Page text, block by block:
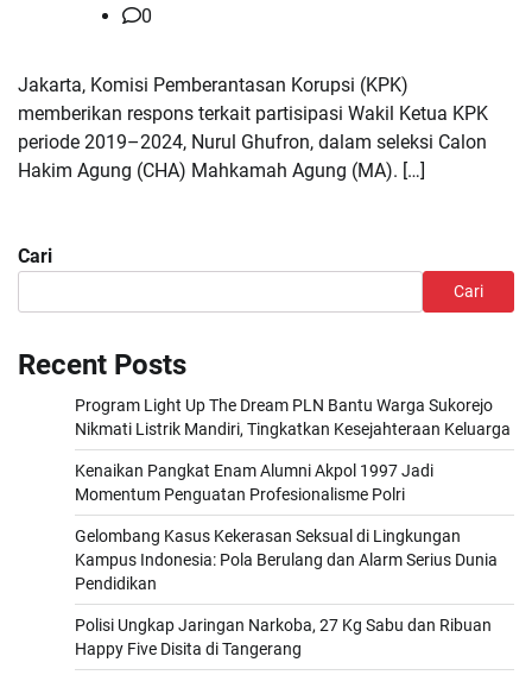
0
Jakarta, Komisi Pemberantasan Korupsi (KPK)
memberikan respons terkait partisipasi Wakil Ketua KPK
periode 2019–2024, Nurul Ghufron, dalam seleksi Calon
Hakim Agung (CHA) Mahkamah Agung (MA). […]
Cari
Cari
Recent Posts
Program Light Up The Dream PLN Bantu Warga Sukorejo
Nikmati Listrik Mandiri, Tingkatkan Kesejahteraan Keluarga
Kenaikan Pangkat Enam Alumni Akpol 1997 Jadi
Momentum Penguatan Profesionalisme Polri
Gelombang Kasus Kekerasan Seksual di Lingkungan
Kampus Indonesia: Pola Berulang dan Alarm Serius Dunia
Pendidikan
Polisi Ungkap Jaringan Narkoba, 27 Kg Sabu dan Ribuan
Happy Five Disita di Tangerang